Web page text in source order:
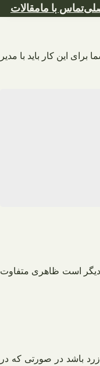
تماس با مامقالات
این کار باید با مدیر
دیگر است ظاهری متفاوت
باشد در صورتی که در